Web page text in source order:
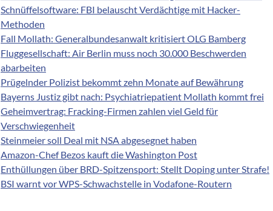
Schnüffelsoftware: FBI belauscht Verdächtige mit Hacker-
Methoden
Fall Mollath: Generalbundesanwalt kritisiert OLG Bamberg
Fluggesellschaft: Air Berlin muss noch 30.000 Beschwerden
abarbeiten
Prügelnder Polizist bekommt zehn Monate auf Bewährung
Bayerns Justiz gibt nach: Psychiatriepatient Mollath kommt frei
Geheimvertrag: Fracking-Firmen zahlen viel Geld für
Verschwiegenheit
Steinmeier soll Deal mit NSA abgesegnet haben
Amazon-Chef Bezos kauft die Washington Post
Enthüllungen über BRD-Spitzensport: Stellt Doping unter Strafe!
BSI warnt vor WPS-Schwachstelle in Vodafone-Routern